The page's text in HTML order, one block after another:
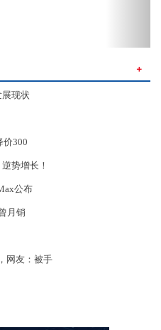
＋
现状
价300
势增长！
公布
月销
网友：被手